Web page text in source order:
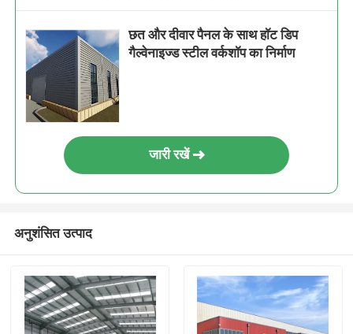
छत और दीवार पैनल के साथ हॉट डिप
गैल्वेनाइज्ड स्टील वर्कशॉप का निर्माण
जारी रखें
अनुशंसित उत्पाद